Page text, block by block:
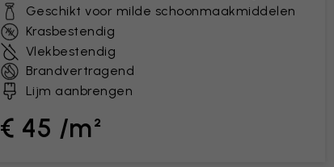
Geschikt voor milde schoonmaakmiddelen
Krasbestendig
Vlekbestendig
Brandvertragend
Lijm aanbrengen
€ 45 /m²